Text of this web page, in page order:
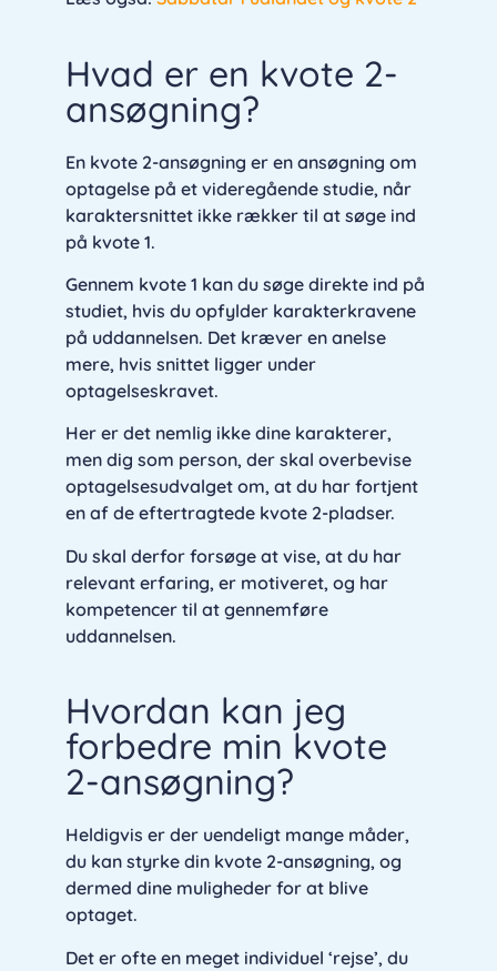
Hvad er en kvote 2-
ansøgning?
En kvote 2-ansøgning er en ansøgning om
optagelse på et videregående studie, når
karaktersnittet ikke rækker til at søge ind
på kvote 1.
Gennem kvote 1 kan du søge direkte ind på
studiet, hvis du opfylder karakterkravene
på uddannelsen. Det kræver en anelse
mere, hvis snittet ligger under
optagelseskravet.
Her er det nemlig ikke dine karakterer,
men dig som person, der skal overbevise
optagelsesudvalget om, at du har fortjent
en af de eftertragtede kvote 2-pladser.
Du skal derfor forsøge at vise, at du har
relevant erfaring, er motiveret, og har
kompetencer til at gennemføre
uddannelsen.
Hvordan kan jeg
forbedre min kvote
2-ansøgning?
Heldigvis er der uendeligt mange måder,
du kan styrke din kvote 2-ansøgning, og
dermed dine muligheder for at blive
optaget.
Det er ofte en meget individuel ‘rejse’, du